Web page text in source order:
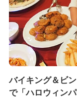
バイキング＆ビ
で「ハロウィン